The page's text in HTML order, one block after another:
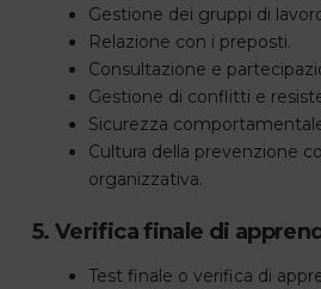
Gestione dei gruppi di
Relazione con i preposti.
Consultazione e
Gestione di conflitti e
Sicurezza
Cultura della prevenzione
organizzativa.
5. Verifica finale di
Test finale o verifica di